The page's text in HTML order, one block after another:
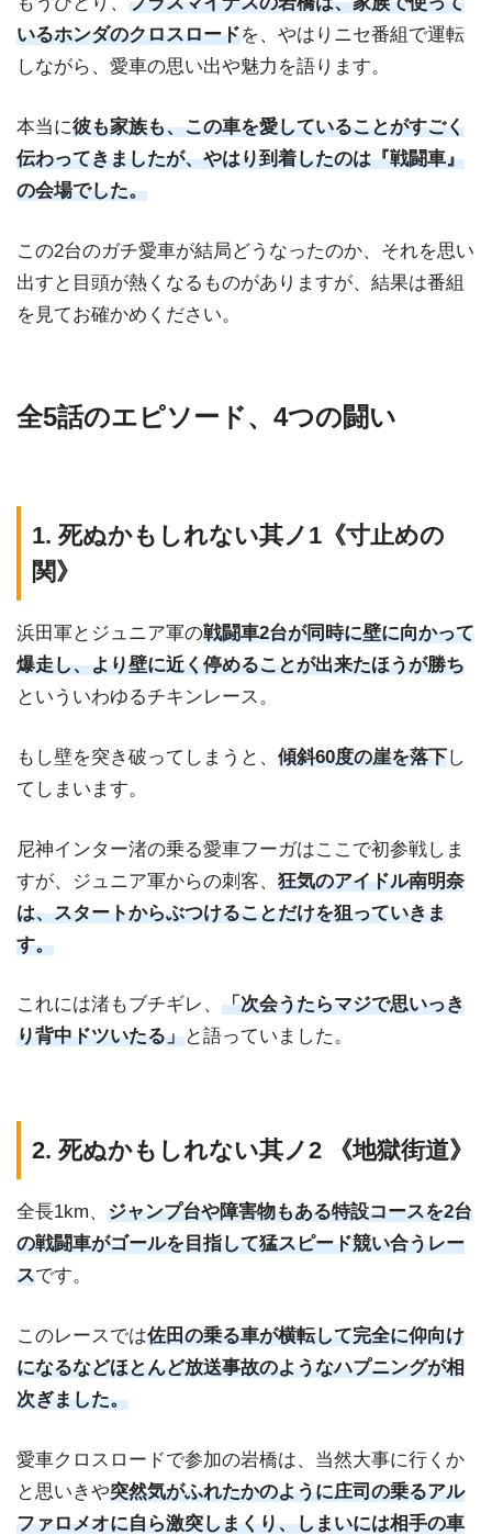
いるホンダのクロスロードを、やはりニセ番組で運転
しながら、愛車の思い出や魅力を語ります。
本当に彼も家族も、この車を愛していることがすごく
伝わってきましたが、やはり到着したのは『戦闘車』
の会場でした。
この2台のガチ愛車が結局どうなったのか、それを思い
出すと目頭が熱くなるものがありますが、結果は番組
を見てお確かめください。
全5話のエピソード、4つの闘い
1. 死ぬかもしれない其ノ1《寸止めの
関》
浜田軍とジュニア軍の戦闘車2台が同時に壁に向かって
爆走し、より壁に近く停めることが出来たほうが勝ち
といういわゆるチキンレース。
もし壁を突き破ってしまうと、 傾斜60度の崖を落下し
てしまいます。
尼神インター渚の乗る愛車フーガはここで初参戦しま
すが、ジュニア軍からの刺客、 狂気のアイドル南明奈
は、スタートからぶつけることだけを狙っていきま
す。
これには渚もブチギレ、 「次会うたらマジで思いっき
り背中ドツいたる」と語っていました。
2. 死ぬかもしれない其ノ2 《地獄街道》
全長1km、 ジャンプ台や障害物もある特設コースを2台
の戦闘車がゴールを目指して猛スピード競い合うレー
スです。
このレースでは佐田の乗る車が横転して完全に仰向け
になるなどほとんど放送事故のようなハプニングが相
次ぎました。
愛車クロスロードで参加の岩橋は、当然大事に行くか
と思いきや突然気がふれたかのように庄司の乗るアル
ファロメオに自ら激突しまくり、しまいには相手の車